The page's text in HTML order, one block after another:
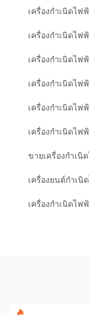
เครื่องกำเนิดไฟ
เครื่องกำเนิดไ
เครื่องกำเนิดไ
เครื่องกำเนิดไ
เครื่องกำเนิดไ
เครื่องกำเนิดไ
ขายเครื่องกำเนิ
เครื่องยนต์กําเนิ
เครื่องกำเนิดไฟ